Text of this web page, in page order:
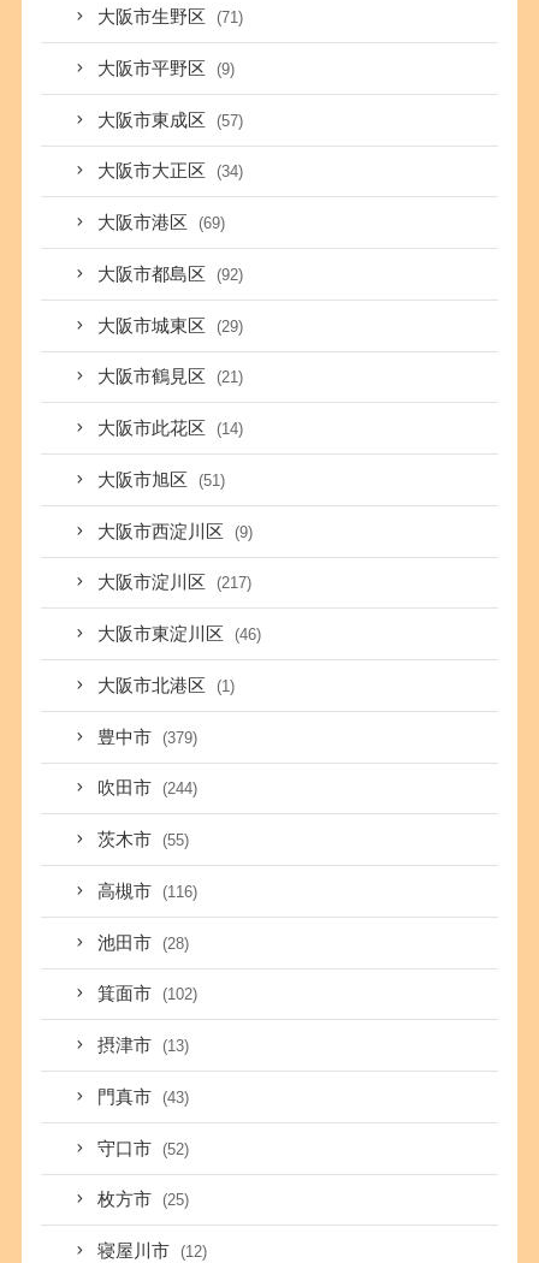
大阪市生野区 (71)
大阪市平野区 (9)
大阪市東成区 (57)
大阪市大正区 (34)
大阪市港区 (69)
大阪市都島区 (92)
大阪市城東区 (29)
大阪市鶴見区 (21)
大阪市此花区 (14)
大阪市旭区 (51)
大阪市西淀川区 (9)
大阪市淀川区 (217)
大阪市東淀川区 (46)
大阪市北港区 (1)
豊中市 (379)
吹田市 (244)
茨木市 (55)
高槻市 (116)
池田市 (28)
箕面市 (102)
摂津市 (13)
門真市 (43)
守口市 (52)
枚方市 (25)
寝屋川市 (12)